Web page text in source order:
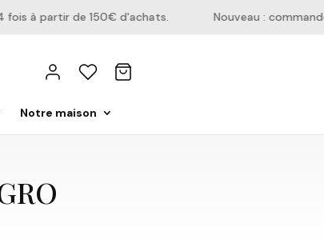
à partir de 150€ d'achats. Nouveau :
Notre maison